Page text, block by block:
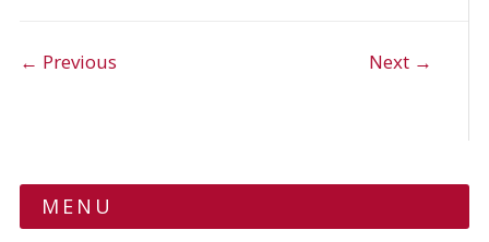
Post navigation
← Previous Next →
MENU